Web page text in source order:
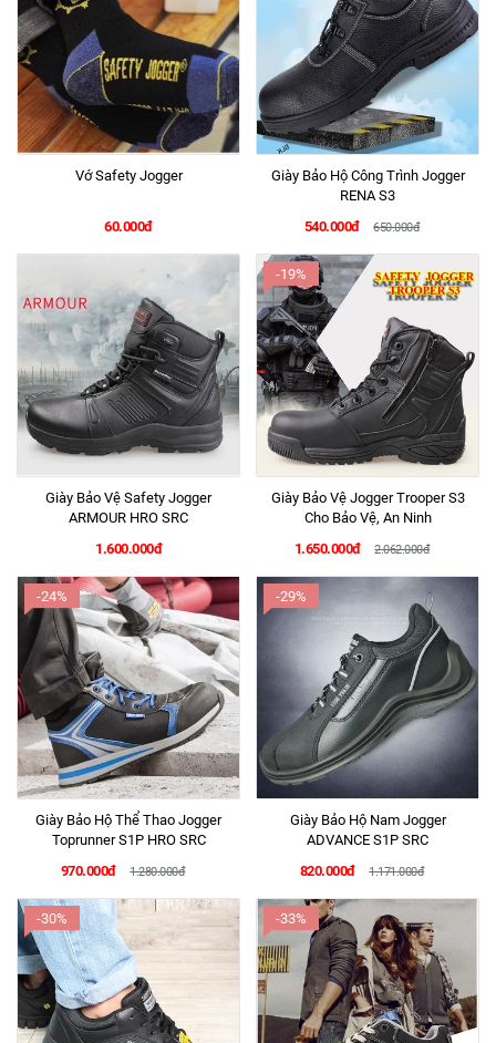
Vớ Safety Jogger
60.000đ
Giày Bảo Hộ Công Trình Jogger
RENA S3
540.000đ
650.000đ
Giày Bảo Vệ Safety Jogger
ARMOUR HRO SRC
1.600.000đ
-19%
Giày Bảo Vệ Jogger Trooper S3
Cho Bảo Vệ, An Ninh
1.650.000đ
2.062.000đ
-24%
Giày Bảo Hộ Thể Thao Jogger
Toprunner S1P HRO SRC
970.000đ
1.280.000đ
-29%
Giày Bảo Hộ Nam Jogger
ADVANCE S1P SRC
820.000đ
1.171.000đ
-30% -33%